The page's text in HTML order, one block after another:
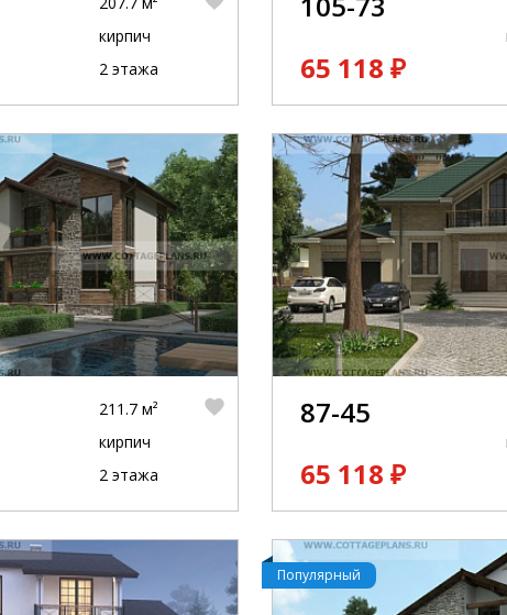
кирпич
2 этажа
65 118 ₽
211.7 м²
кирпич
2 этажа
87-45
65 118 ₽
Популярный